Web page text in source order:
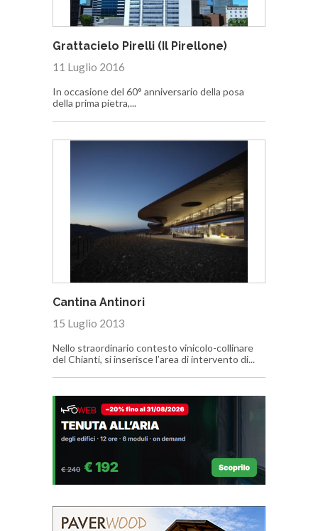
Grattacielo Pirelli (Il Pirellone)
11 Luglio 2016
In occasione del 60° anniversario della posa
della prima pietra,...
Cantina Antinori
15 Luglio 2013
Nello straordinario contesto vinicolo-collinare
del Chianti, si inserisce l’area di intervento di...